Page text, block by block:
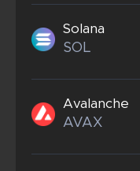
Solana
SOL
Avalanche
AVAX